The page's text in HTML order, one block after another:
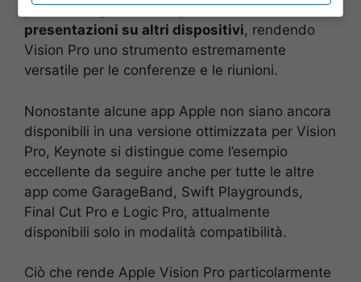
permette agli utenti di proiettare le loro
presentazioni su altri dispositivi, rendendo
Vision Pro uno strumento estremamente
versatile per le conferenze e le riunioni.
Nonostante alcune app Apple non siano ancora
disponibili in una versione ottimizzata per Vision
Pro, Keynote si distingue come l’esempio
eccellente da seguire anche per tutte le altre
app come GarageBand, Swift Playgrounds,
Final Cut Pro e Logic Pro, attualmente
disponibili solo in modalità compatibilità.
Ciò che rende Apple Vision Pro particolarmente